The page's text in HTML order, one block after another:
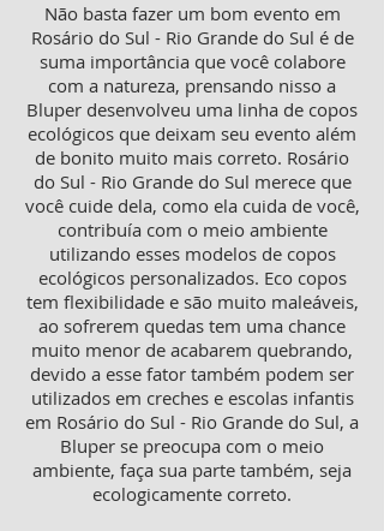
Não basta fazer um bom evento em
Rosário do Sul - Rio Grande do Sul é de
suma importância que você colabore
com a natureza, prensando nisso a
Bluper desenvolveu uma linha de copos
ecológicos que deixam seu evento além
de bonito muito mais correto. Rosário
do Sul - Rio Grande do Sul merece que
você cuide dela, como ela cuida de você,
contribuía com o meio ambiente
utilizando esses modelos de copos
ecológicos personalizados. Eco copos
tem flexibilidade e são muito maleáveis,
ao sofrerem quedas tem uma chance
muito menor de acabarem quebrando,
devido a esse fator também podem ser
utilizados em creches e escolas infantis
em Rosário do Sul - Rio Grande do Sul, a
Bluper se preocupa com o meio
ambiente, faça sua parte também, seja
ecologicamente correto.